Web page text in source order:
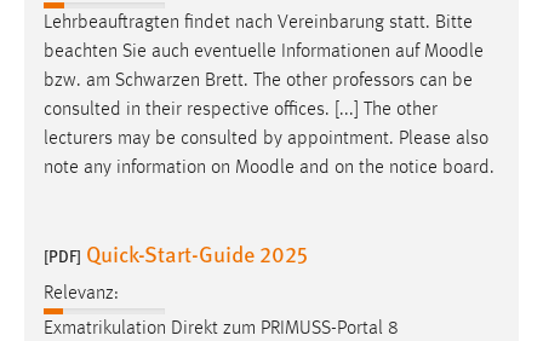
Lehrbeauftragten findet nach Vereinbarung statt. Bitte
beachten Sie auch eventuelle Informationen auf Moodle
bzw. am Schwarzen Brett. The other professors can be
consulted in their respective offices. [...] The other
lecturers may be consulted by appointment. Please also
note any information on Moodle and on the notice board.
[PDF] Quick-Start-Guide 2025
Relevanz:
Exmatrikulation Direkt zum PRIMUSS-Portal 8